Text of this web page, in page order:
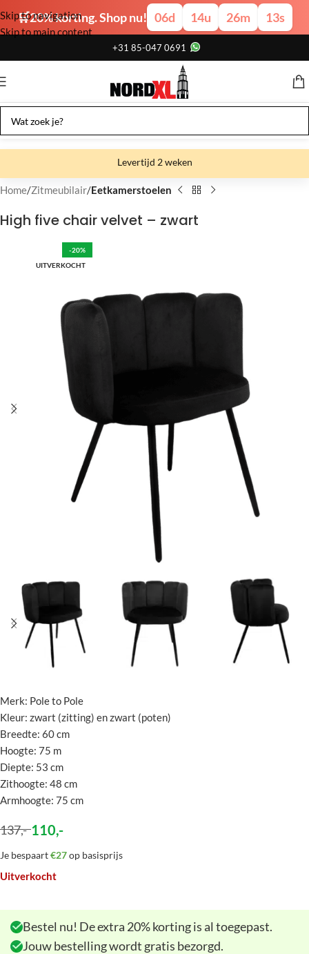
🛒20% korting. Shop nu! 06d 14u 26m 13s
Skip to navigation
Skip to main content
+31 85-047 0691
Levertijd 2 weken
Gratis verzending
Gratis afhalen
Home Zitmeubilair Eetkamerstoelen
High five chair velvet – zwart
-20%
UITVERKOCHT
Merk: Pole to Pole
Kleur: zwart (zitting) en zwart (poten)
Breedte: 60 cm
Hoogte: 75 m
Diepte: 53 cm
Zithoogte: 48 cm
Armhoogte: 75 cm
137,- 110,-
Je bespaart€27op basisprijs
Uitverkocht
Bestel nu! De extra 20% korting is al toegepast.
Jouw bestelling wordt gratis bezorgd.